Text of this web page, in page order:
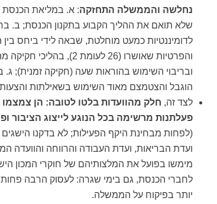
נחלשה והממשלה התחזקה: א. במליאת הכנסת
שלא תואם את ההליך הקבוע בתקנון הכנסת; ב.
לדומיננטיות כמעט מוחלטת, שבאה לידי ביחס
והפרטיות שאושרו (26 לעומת
ובריבוי השימוש בהוראות שעה (חקיקה זמנית); ג.
הוגבל והצטמצם מאוד השימוש בשאילתות
לצד זה, חלק מהוועדות בלטו לטובה: הן צמצמו
פעלתנות מרשימה בכל הנוגע לייצוג הציבור
(לפחות מבחינת היקף הפעילות; לא בדקנו הישגים
ועדת הבריאות, ועדת העבודה והרווחה והוועדה
מימשו בפועל את המלצותיהם של חוקרי המכון
לחברי הכנסת, גם בימי שגרה: לעסוק הרבה
יותר בפיקוח על הממשלה.